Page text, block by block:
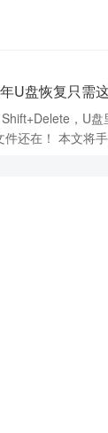
U盘恢复只需
，U
还在！ 本文将手